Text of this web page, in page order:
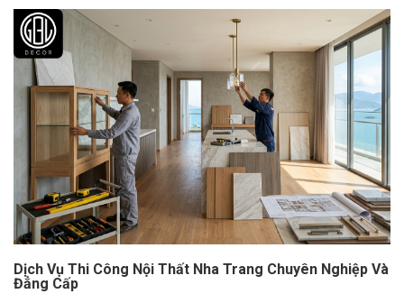
Dịch Vụ Thi Công Nội Thất Nha Trang Chuyên Nghiệp Và
Đẳng Cấp